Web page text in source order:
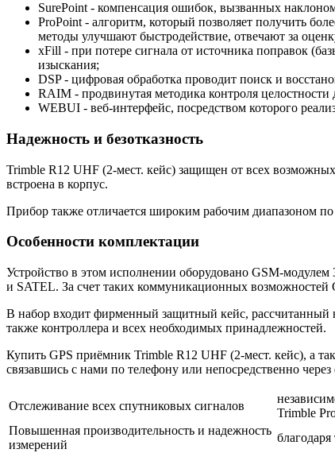
SurePoint - компенсация ошибок, вызванных
ProPoint - алгоритм, который позволяет получить
методы улучшают быстродействие, отвечают за
xFill - при потере сигнала от источника поправок
изыскания;
DSP - цифровая обработка проводит поиск и
RAIM - продвинутая методика контроля целостности
WEBUI - веб-интерфейс, посредством которого
Надежность и безотказность
Trimble R12 UHF (2-мест. кейс) защищен от всех
встроена в корпус.
Прибор также отличается широким рабочим диапазоном по
Особенности комплектации
Устройство в этом исполнении оборудовано GSM-
и SATEL. За счет таких коммуникационных возможностей
В набор входит фирменный защитный кейс, рассчитанный
также контроллера и всех необходимых принадлежностей.
Купить GPS приёмник Trimble R12 UHF (2-мест. кейс), а
связавшись с нами по телефону или непосредственно
Отслеживание всех спутниковых сигналов
Trimble
Повышенная производительность и надежность
измерений